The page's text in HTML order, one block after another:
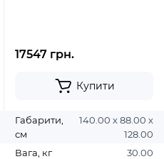
17547 грн.
Купити
Габарити,
см
140.00 х 88.00 х
128.00
Вага, кг
30.00